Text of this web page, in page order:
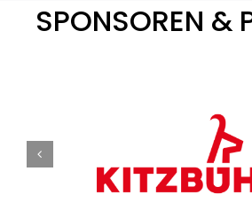
SPONSOREN &